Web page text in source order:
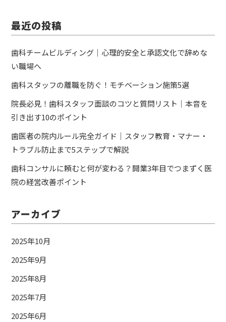
最近の投稿
歯科チームビルディング｜心理的安全と承認文化で辞めな
い職場へ
歯科スタッフの離職を防ぐ！モチベーション施策5選
院長必見！歯科スタッフ面談のコツと質問リスト｜本音を
引き出す10のポイント
歯医者の院内ルール完全ガイド｜スタッフ教育・マナー・
トラブル防止まで5ステップで解説
歯科コンサルに頼むと何が変わる？開業3年目でつまずく医
院の経営改善ポイント
アーカイブ
2025年10月
2025年9月
2025年8月
2025年7月
2025年6月